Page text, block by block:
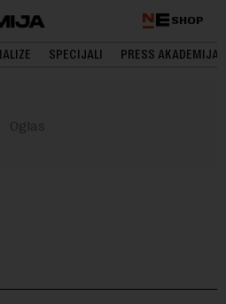
SHOP
SPECIJALI PRESS AKADEMIJA